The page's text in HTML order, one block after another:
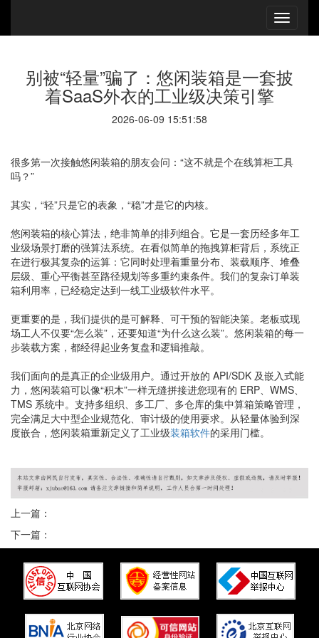
别被“轻量”骗了：悠闲装箱是一套披
着SaaS外衣的工业级决策引擎
2026-06-09 15:51:58
很多第一次接触悠闲装箱的朋友会问：“这不就是个在线算柜工具
吗？”
其实，“轻”只是它的表象，“稳”才是它的内核。
悠闲装箱的核心算法，绝非简单的排列组合。它是一套历经多年工
业级场景打磨的强算法系统。在看似简单的拖拽算柜背后，系统正
在进行极其复杂的运算：它同时处理着重量分布、装载顺序、堆叠
层级、重心平衡甚至路径规划等多重约束条件。我们的复杂订单装
箱利用率，已经稳定达到一线工业级软件水平。
更重要的是，我们提供的是可解释、可干预的智能决策。老板或现
场工人不仅要“怎么装”，还要知道“为什么这么装”。悠闲装箱的每一
步装载方案，都经得起业务复盘和逻辑推敲。
我们面向的是真正的企业级用户。通过开放的 API/SDK 及嵌入式能
力，悠闲装箱可以像“积木”一样无缝拼接进您现有的 ERP、WMS、
TMS 系统中。支持多组织、多工厂、多仓库的集中算箱策略管理，
完全满足大中型企业规范化、审计级的使用要求。从轻量体验到深
度嵌合，悠闲装箱重新定义了工业级装箱软件的采用门槛。
上一篇：
下一篇：